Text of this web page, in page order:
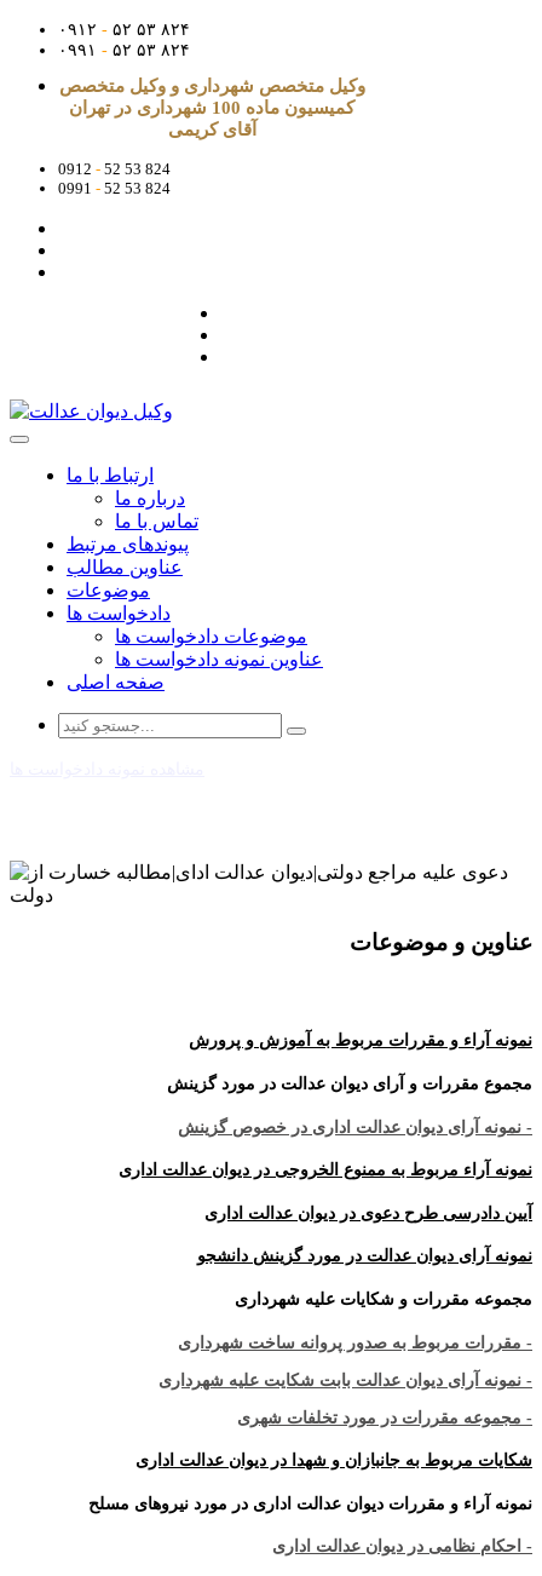
۰۹۱۲ - ۵۲ ۵۳ ۸۲۴
۰۹۹۱ - ۵۲ ۵۳ ۸۲۴
وکیل متخصص شهرداری و وکیل متخصص
کمیسیون ماده 100 شهرداری در تهران
آقای کریمی
0912 - 52 53 824
0991 - 52 53 824
ارتباط با ما
درباره ما
تماس با ما
پیوندهای مرتبط
عناوین مطالب
موضوعات
دادخواست ها
موضوعات دادخواست ها
عناوین نمونه دادخواست ها
صفحه اصلی
عناوین و موضوعات
نمونه آراء و مقررات مربوط به آموزش و پرورش
مجموع مقررات و آرای دیوان عدالت در مورد گزینش
- نمونه آرای دیوان عدالت اداری در خصوص گزینش
نمونه آراء مربوط به ممنوع الخروجی در دیوان عدالت اداری
آیین دادرسی طرح دعوی در دیوان عدالت اداری
نمونه آرای دیوان عدالت در مورد گزینش دانشجو
مجموعه مقررات و شکایات علیه شهرداری
- مقررات مربوط به صدور پروانه ساخت شهرداری
- نمونه آرای دیوان عدالت بابت شکایت علیه شهرداری
- مجموعه مقررات در مورد تخلفات شهری
شکایات مربوط به جانبازان و شهدا در دیوان عدالت اداری
نمونه آراء و مقررات دیوان عدالت اداری در مورد نیروهای مسلح
- احکام نظامی در دیوان عدالت اداری